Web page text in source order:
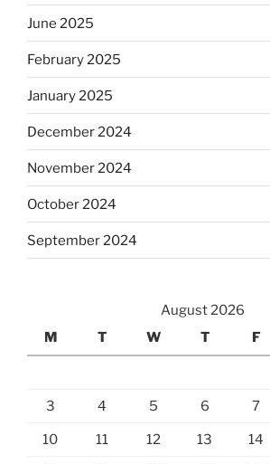
June 2025
February 2025
January 2025
December 2024
November 2024
October 2024
September 2024
August 2026
M
T W T F
3 4 5 6 7
10 11 12 13 14